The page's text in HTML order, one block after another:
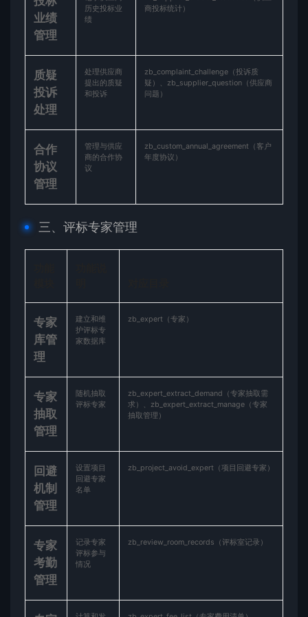
业绩
管理​
历史投标业
绩
商投标统计）
​质疑
投诉
处理​
处理供应商
提出的质疑
和投诉
zb_complaint_challenge（投诉质
疑）、zb_supplier_question（供应商
问题）
​合作
协议
管理​
管理与供应
商的合作协
议
zb_custom_annual_agreement（客户
年度协议）
三、评标专家管理
​专家
库管
理​
建立和维
护评标专
家数据库
zb_expert（专家）
​专家
抽取
管理​
随机抽取
评标专家
zb_expert_extract_demand（专家抽取需
求）、zb_expert_extract_manage（专家
抽取管理）
​回避
机制
管理​
设置项目
回避专家
名单
zb_project_avoid_expert（项目回避专家）
​专家
考勤
管理​
记录专家
评标参与
情况
zb_review_room_records（评标室记录）